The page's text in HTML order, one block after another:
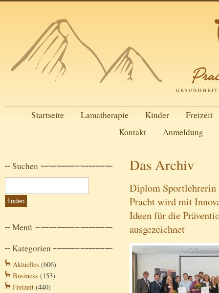
Startseite Lamatherapie Kinder
Freizeit
Kontakt
Anmeldung
Suchen
Menü
Kategorien
Aktuelles (606)
Business (153)
Freizeit (440)
Das Archiv
Diplom Sportlehrerin
Pracht wird mit
Ideen für die
ausgezeichnet